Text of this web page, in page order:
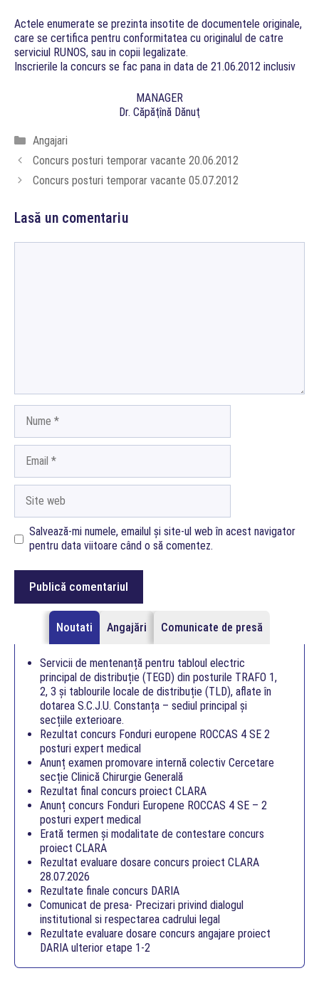
Actele enumerate se prezinta insotite de documentele originale,
care se certifica pentru conformitatea cu originalul de catre
serviciul RUNOS, sau in copii legalizate.
Inscrierile la concurs se fac pana in data de 21.06.2012 inclusiv
MANAGER
Dr. Căpăţînă Dănuţ
Categorii
Angajari
Concurs posturi temporar vacante 20.06.2012
Concurs posturi temporar vacante 05.07.2012
Lasă un comentariu
web
Salvează-mi numele, emailul și site-ul web în acest navigator
pentru data viitoare când o să comentez.
Noutati Angajări Comunicate de presă
Servicii de mentenanță pentru tabloul electric
principal de distribuție (TEGD) din posturile TRAFO 1,
2, 3 și tablourile locale de distribuție (TLD), aflate în
dotarea S.C.J.U. Constanța – sediul principal și
secțiile exterioare.
Rezultat concurs Fonduri europene ROCCAS 4 SE 2
posturi expert medical
Anunț examen promovare internă colectiv Cercetare
secție Clinică Chirurgie Generală
Rezultat final concurs proiect CLARA
Anunț concurs Fonduri Europene ROCCAS 4 SE – 2
posturi expert medical
Erată termen și modalitate de contestare concurs
proiect CLARA
Rezultat evaluare dosare concurs proiect CLARA
28.07.2026
Rezultate finale concurs DARIA
Comunicat de presa- Precizari privind dialogul
institutional si respectarea cadrului legal
Rezultate evaluare dosare concurs angajare proiect
DARIA ulterior etape 1-2